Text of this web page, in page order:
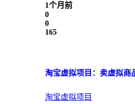
1个月前
0
0
165
淘宝虚拟项目：卖虚拟商
淘宝虚拟项目